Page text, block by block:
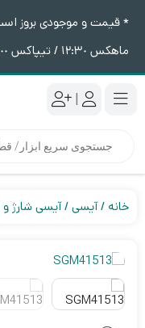
* قیمت و موجودی بروز
ماهکس ١٢:٣٠ / تیپاکس ١۴:٠٠
|
محصولات
خانه آیسی آیسی شارژ و